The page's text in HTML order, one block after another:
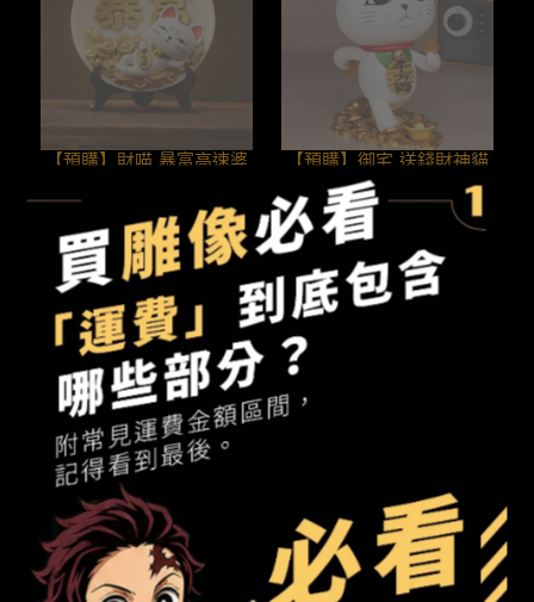
【預購】財喵 暴富高速婆
已售完
【預購】御宅 送錢財神貓
高速婆婆 膽大黨 251206
NT$650
已售完
【預購】FUWAN福丸 炎柱
高速婆婆 膽大黨 鬼滅之刃
251203
NT$550
【預購】Hit Face砸臉 高
速婆婆系列第四彈 膽大黨
251126
NT$800